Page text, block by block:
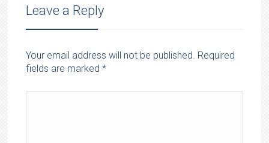
Leave a Reply
Your email address will not be published. Required
fields are marked*